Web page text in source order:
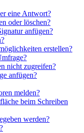
eine Antwort?
oder löschen?
anfügen?
erstellen?
nicht zugreifen?
anfügen?
melden?
beim Schreiben
werden?